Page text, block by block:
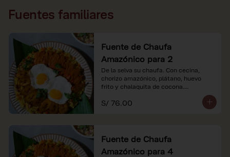
Fuentes familiares
Fuente de Chaufa
Amazónico para 2
De la selva su chaufa. Con cecina,
chorizo amazónico, plátano, huevo
frito y chalaquita de cocona.
*Imágenes referenciales.
*Nuestros precios están expresados en
S/ 76.00
Fuente de Chaufa
Amazónico para 4